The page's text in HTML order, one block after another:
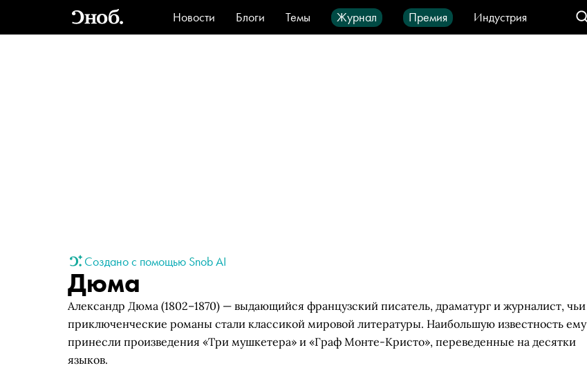
Новости Блоги Темы Журнал Премия
Индустрия
Стиль
Видео Город IT-продукты
Создано с помощью Snob AI
Дюма
Александр Дюма (1802–1870) — выдающийся французский писатель, драматург и журналист, чьи
приключенческие романы стали классикой мировой литературы. Наибольшую известность ему
принесли произведения «Три мушкетера» и «Граф Монте-Кристо», переведенные на десятки
языков.